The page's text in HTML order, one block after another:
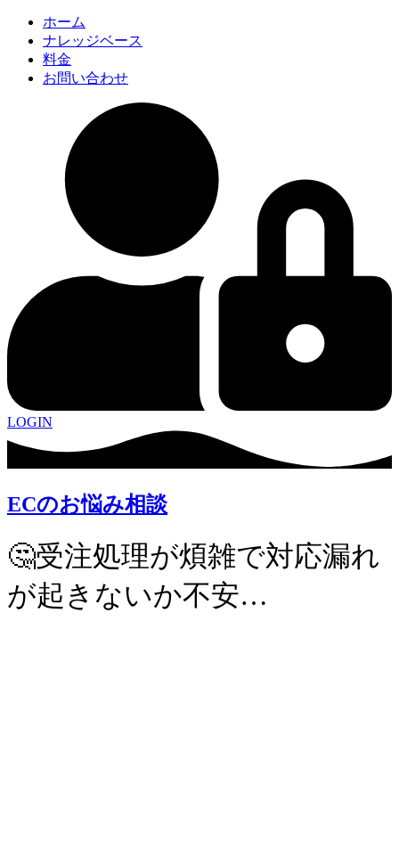
ホーム
ナレッジベース
料金
お問い合わせ
LOGIN
ECのお悩み相談
🤔受注処理が煩雑で対応漏れ
が起きないか不安…